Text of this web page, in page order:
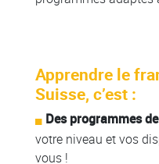
Apprendre le
Suisse, c’est :
Des programmes
votre niveau et vos
vous !